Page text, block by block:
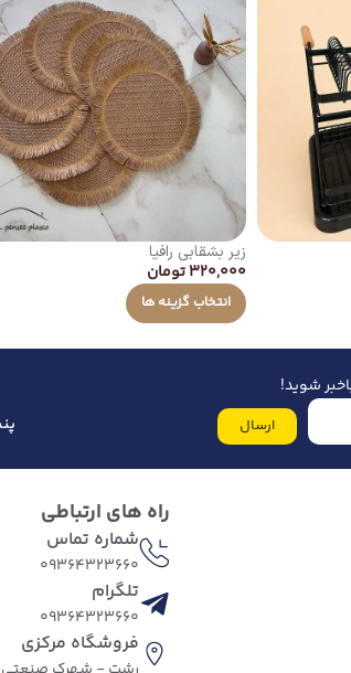
زیر بشقابی رافیا
320,000تومان
انتخاب گزینه ها
شوید!
ارسال
راه های ارتباطی
شماره تماس
09364323660
تلگرام
09364323660
فروشگاه مرکزی